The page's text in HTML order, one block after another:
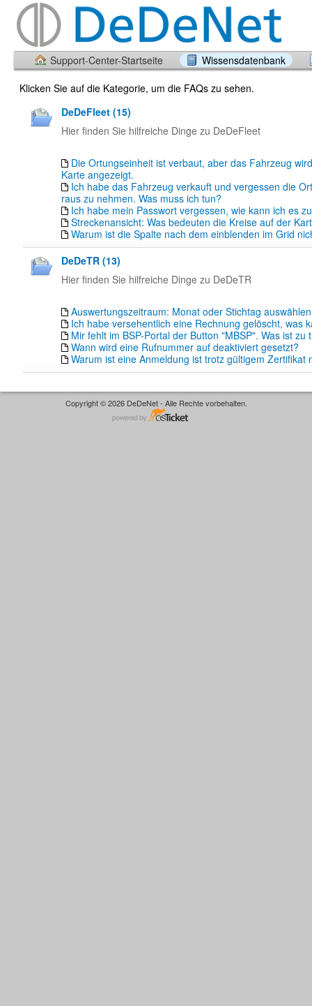
Support-Center-Startseite
Wissensdatenbank
Klicken Sie auf die Kategorie, um die FAQs zu sehen.
DeDeFleet (15)
Hier finden Sie hilfreiche Dinge zu DeDeFleet
Die Ortungseinheit ist verbaut, aber das Fahrzeug
Karte angezeigt.
Ich habe das Fahrzeug verkauft und vergessen die
raus zu nehmen. Was muss ich tun?
Ich habe mein Passwort vergessen, wie kann ich es
Streckenansicht: Was bedeuten die Kreise auf der
Warum ist die Spalte nach dem einblenden im Grid
DeDeTR (13)
Hier finden Sie hilfreiche Dinge zu DeDeTR
Auswertungszeitraum: Monat oder Stichtag
Ich habe versehentlich eine Rechnung gelöscht, was
Mir fehlt im BSP-Portal der Button "MBSP". Was ist zu
Wann wird eine Rufnummer auf deaktiviert gesetzt?
Warum ist eine Anmeldung ist trotz gültigem Zertifikat
Copyright © 2026 DeDeNet - Alle Rechte vorbehalten.